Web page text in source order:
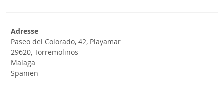
Adresse
Paseo del Colorado, 42, Playamar
29620, Torremolinos
Malaga
Spanien